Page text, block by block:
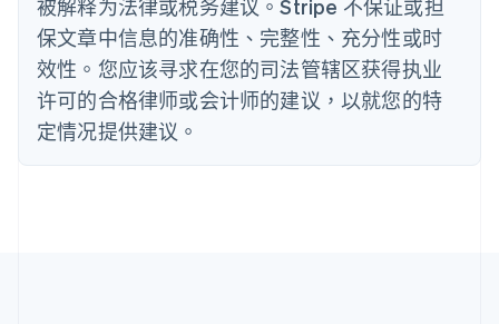
被解释为法律或税务建议。Stripe 不保证或担
保文章中信息的准确性、完整性、充分性或时
效性。您应该寻求在您的司法管辖区获得执业
许可的合格律师或会计师的建议，以就您的特
定情况提供建议。
芬兰
EnglishSvenska
荷兰
NederlandsEnglish
加拿大
EnglishFrançais